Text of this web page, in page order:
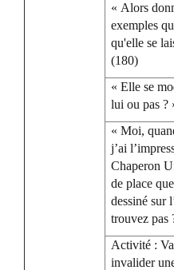
« Alors
exemples
qu'elle se
(180)
« Elle se
lui ou pas ?
« Moi,
j’ai
Chaperon
de place
dessiné sur
trouvez pas
Activité :
invalider